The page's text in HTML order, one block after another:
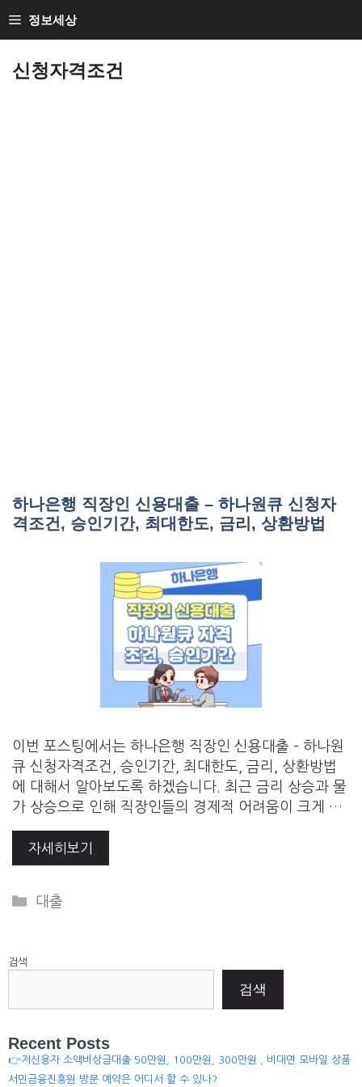
to
정보세상
신청자격조건
하나은행 직장인 신용대출 – 하나원큐 신청자
격조건, 승인기간, 최대한도, 금리, 상환방법
이번 포스팅에서는 하나은행 직장인 신용대출 – 하나원
큐 신청자격조건, 승인기간, 최대한도, 금리, 상환방법
에 대해서 알아보도록 하겠습니다. 최근 금리 상승과 물
가 상승으로 인해 직장인들의 경제적 어려움이 크게 …
자세히보기
Categories
대출
검색
검색
Recent Posts
👉저신용자 소액비상금대출 50만원, 100만원, 300만원 , 비대면 모바일 상품
서민금융진흥원 방문 예약은 어디서 할 수 있나?